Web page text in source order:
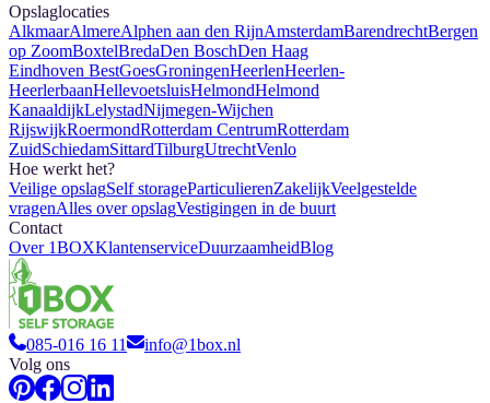
Opslaglocaties
AlkmaarAlmereAlphen aan den RijnAmsterdamBarendrechtBergen
op ZoomBoxtelBredaDen BoschDen Haag
Eindhoven BestGoesGroningenHeerlenHeerlen-
HeerlerbaanHellevoetsluisHelmondHelmond
KanaaldijkLelystadNijmegen-Wijchen
RijswijkRoermondRotterdam CentrumRotterdam
ZuidSchiedamSittardTilburgUtrechtVenlo
Hoe werkt het?
Veilige opslagSelf storageParticulierenZakelijkVeelgestelde
vragenAlles over opslagVestigingen in de buurt
Contact
Over 1BOXKlantenserviceDuurzaamheidBlog
085-016 16 11
info@1box.nl
Volg ons